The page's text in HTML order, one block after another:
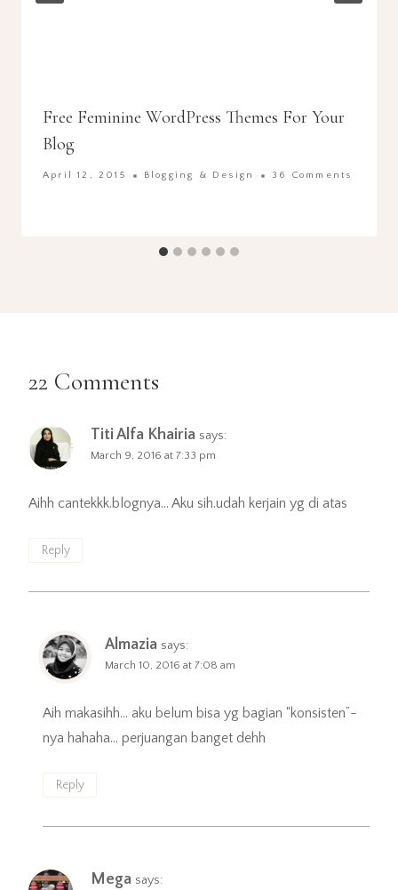
Free Feminine WordPress Themes For Your
Blog
April 12, 2015 Blogging & Design 36 Comments
22 Comments
Titi Alfa Khairia says:
March 9, 2016 at 7:33 pm
Aihh cantekkk.blognya… Aku sih.udah kerjain yg di atas
Reply
Almazia says:
March 10, 2016 at 7:08 am
Aih makasihh… aku belum bisa yg bagian “konsisten”-
nya hahaha… perjuangan banget dehh
Reply
Mega says: